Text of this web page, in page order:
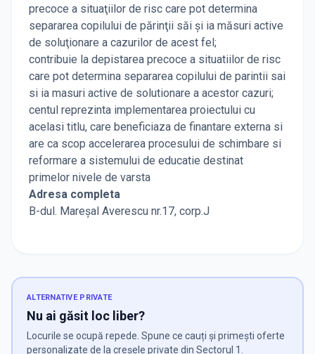
precoce a situaţiilor de risc care pot determina
separarea copilului de părinţii săi şi ia măsuri active
de soluţionare a cazurilor de acest fel;
contribuie la depistarea precoce a situatiilor de risc
care pot determina separarea copilului de parintii sai
si ia masuri active de solutionare a acestor cazuri;
centul reprezinta implementarea proiectului cu
acelasi titlu, care beneficiaza de finantare externa si
are ca scop accelerarea procesului de schimbare si
reformare a sistemului de educatie destinat
primelor nivele de varsta
Adresa completa
B-dul. Mareșal Averescu nr.17, corp.J
ALTERNATIVE PRIVATE
Nu ai găsit loc liber?
Locurile se ocupă repede. Spune ce cauți și primești oferte
personalizate de la creșele private din Sectorul 1.